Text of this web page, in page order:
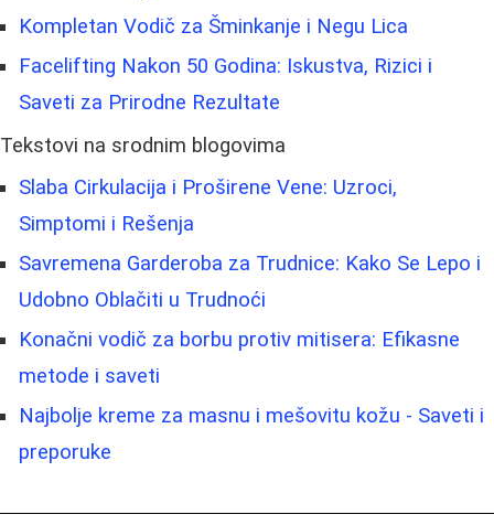
Kompletan Vodič za Šminkanje i Negu Lica
Facelifting Nakon 50 Godina: Iskustva, Rizici i
Saveti za Prirodne Rezultate
Tekstovi na srodnim blogovima
Slaba Cirkulacija i Proširene Vene: Uzroci,
Simptomi i Rešenja
Savremena Garderoba za Trudnice: Kako Se Lepo i
Udobno Oblačiti u Trudnoći
Konačni vodič za borbu protiv mitisera: Efikasne
metode i saveti
Najbolje kreme za masnu i mešovitu kožu - Saveti i
preporuke